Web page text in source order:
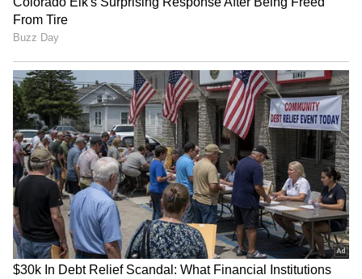
Related Articles
Trisha Secret: ನಟಿ ತ್ರಿಶಾ 'ಗುಡ್ ಟೈಂ' ಸೀಕ್ರೆಟ್
ಹೊರಬಿತ್ತು; ವಿಜಯ್-ಸೂರ್ಯ ಲೈಫಲ್ಲಿ ಈ ನಟಿಯ
'ಕಾಲ್ಗುಣ' ಹಾಗೆಲ್ಲಾ ಇದ್ಯಾ?
ಮೊದಲ ಅಗ್ನಿಪರೀಕ್ಷೆಯಲ್ಲಿ ವಿಜಯ್ ಸರ್ಕಾರ ಪಾಸ್,
ಬಹುಮತ ಸಾಬೀತುಪಡಿಸಿದ ಟಿವಿಕೆ ಸರ್ಕಾರ